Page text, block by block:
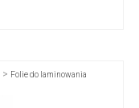
> Folie do laminowania